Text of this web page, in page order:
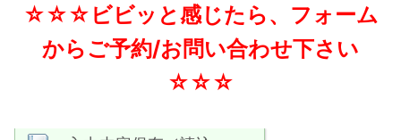
☆☆☆ビビッと感じたら、フォーム
からご予約/お問い合わせ下さい
☆☆☆